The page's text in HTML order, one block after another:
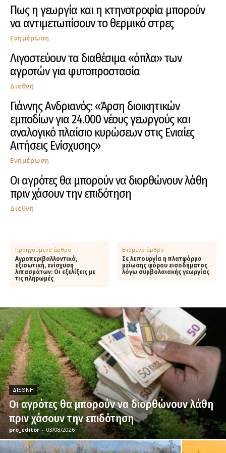
Πως η γεωργία και η κτηνοτροφία μπορούν
να αντιμετωπίσουν το θερμικό στρες
Ενημέρωση
Λιγοστεύουν τα διαθέσιμα «όπλα» των
αγροτών για φυτοπροστασία
Διεθνή
Γιάννης Ανδριανός: «Άρση διοικητικών
εμποδίων για 24.000 νέους γεωργούς και
αναλογικό πλαίσιο κυρώσεων στις Ενιαίες
Αιτήσεις Ενίσχυσης»
Ενημέρωση
Οι αγρότες θα μπορούν να διορθώνουν λάθη
πριν χάσουν την επιδότηση
Διεθνή
Προηγούμενο άρθρο
Αγροπεριβαλλοντικά,
εξισωτική, ενίσχυση
λιπασμάτων: Οι εξελίξεις με
τις πληρωμές
Επόμενο άρθρο
Σε λειτουργία η πλατφόρμα
μείωσης φόρου εισοδήματος
λόγω συμβολαιακής γεωργίας
ΔΙΕΘΝΉ
Οι αγρότες θα μπορούν να διορθώνουν λάθη
πριν χάσουν την επιδότηση
pro_editor - 03/08/2026